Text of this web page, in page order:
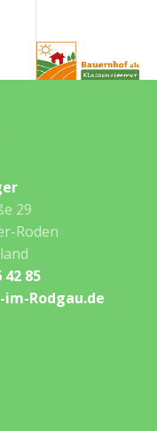
29
Roden
42 85
Rodgau.de